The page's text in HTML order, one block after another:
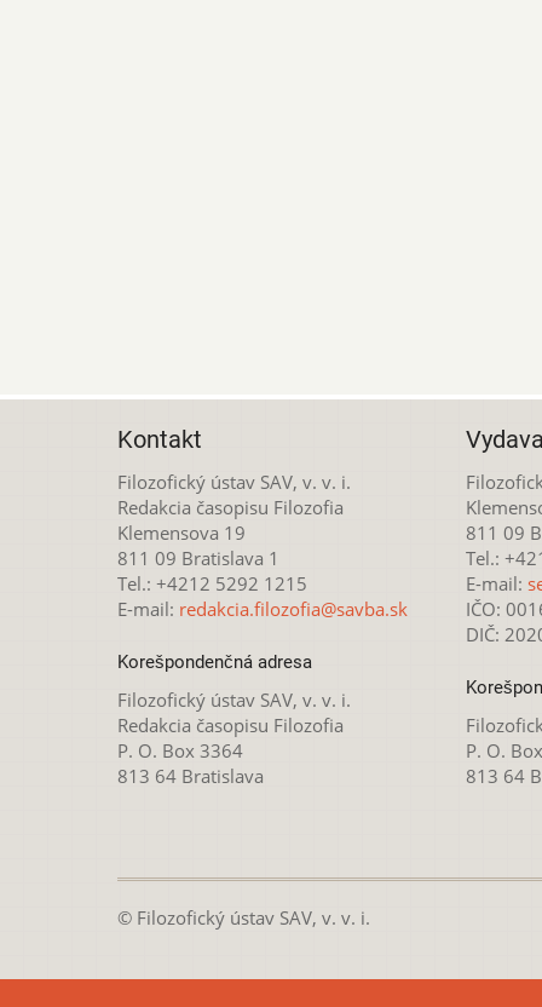
Kontakt
Filozofický ústav SAV, v. v. i.
Redakcia časopisu Filozofia
Klemensova 19
811 09 Bratislava 1
Tel.: +4212 5292 1215
E-mail: redakcia.filozofia@savba.sk
Korešpondenčná adresa
Filozofický ústav SAV, v. v. i.
Redakcia časopisu Filozofia
P. O. Box 3364
813 64 Bratislava
811 09
Tel.:
E-mail:
IČO:
DIČ:
P. O.
813 64
© Filozofický ústav SAV, v. v. i.